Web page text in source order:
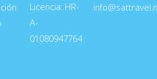
Licencia: HR-
A-
01080947764